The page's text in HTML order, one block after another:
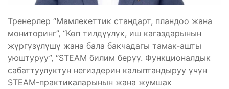
Тренерлер “Мамлекеттик стандарт, пландоо жана
мониторинг”, “Көп тилдүүлүк, иш кагаздарынын
жүргүзүлүшү жана бала бакчадагы тамак-ашты
уюштуруу”, “STEAM билим берүү. Функционалдык
сабаттуулуктун негиздерин калыптандыруу үчүн
STEAM-практикаларынын жана жумшак